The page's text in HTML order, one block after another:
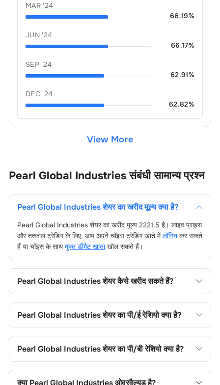
MAR '24
66.19%
JUN '24
66.17%
SEP '24
62.91%
DEC '24
62.82%
View More
Pearl Global Industries संबंधी सामान्य प्रश्न
Pearl Global Industriesशेयर का खरीद मूल्य क्या है?
Pearl Global Industriesशेयर का खरीद मूल्य 2221.5 है। लाइव प्राइस
और तत्काल ट्रेडिंग के लिए, आप अपने चॉइस ट्रेडिंग खाते मेंलॉगिनकर सकते
हैं या चॉइस के साथमुक्त डीमैट खाताखोल सकते हैं।
Pearl Global Industriesशेयर कैसे खरीद सकते हैं?
में लॉगिन करें, या चॉइस डीमैट खाता खोल, फिर फंड जोड़ें, कंपनी का नाम
खोजें, अपना ऑर्डर टाइप चुनें और ट्रेड प्लेस करें।
Pearl Global Industriesशेयर का पी/ई रेशियो क्या है?
35.12 है। आप सापेक्ष मूल्यांकन के लिए इसकी तुलना सेक्टर के औसत से कर
सकते हैं।
Pearl Global Industriesशेयर का पी/बी रेशियो क्या है?
यह शेयर के मूल्य की तुलना उसकी बुक वैल्यू से करने में उपयोगी है।
क्याPearl Global Industriesओवरवैल्यूड है?